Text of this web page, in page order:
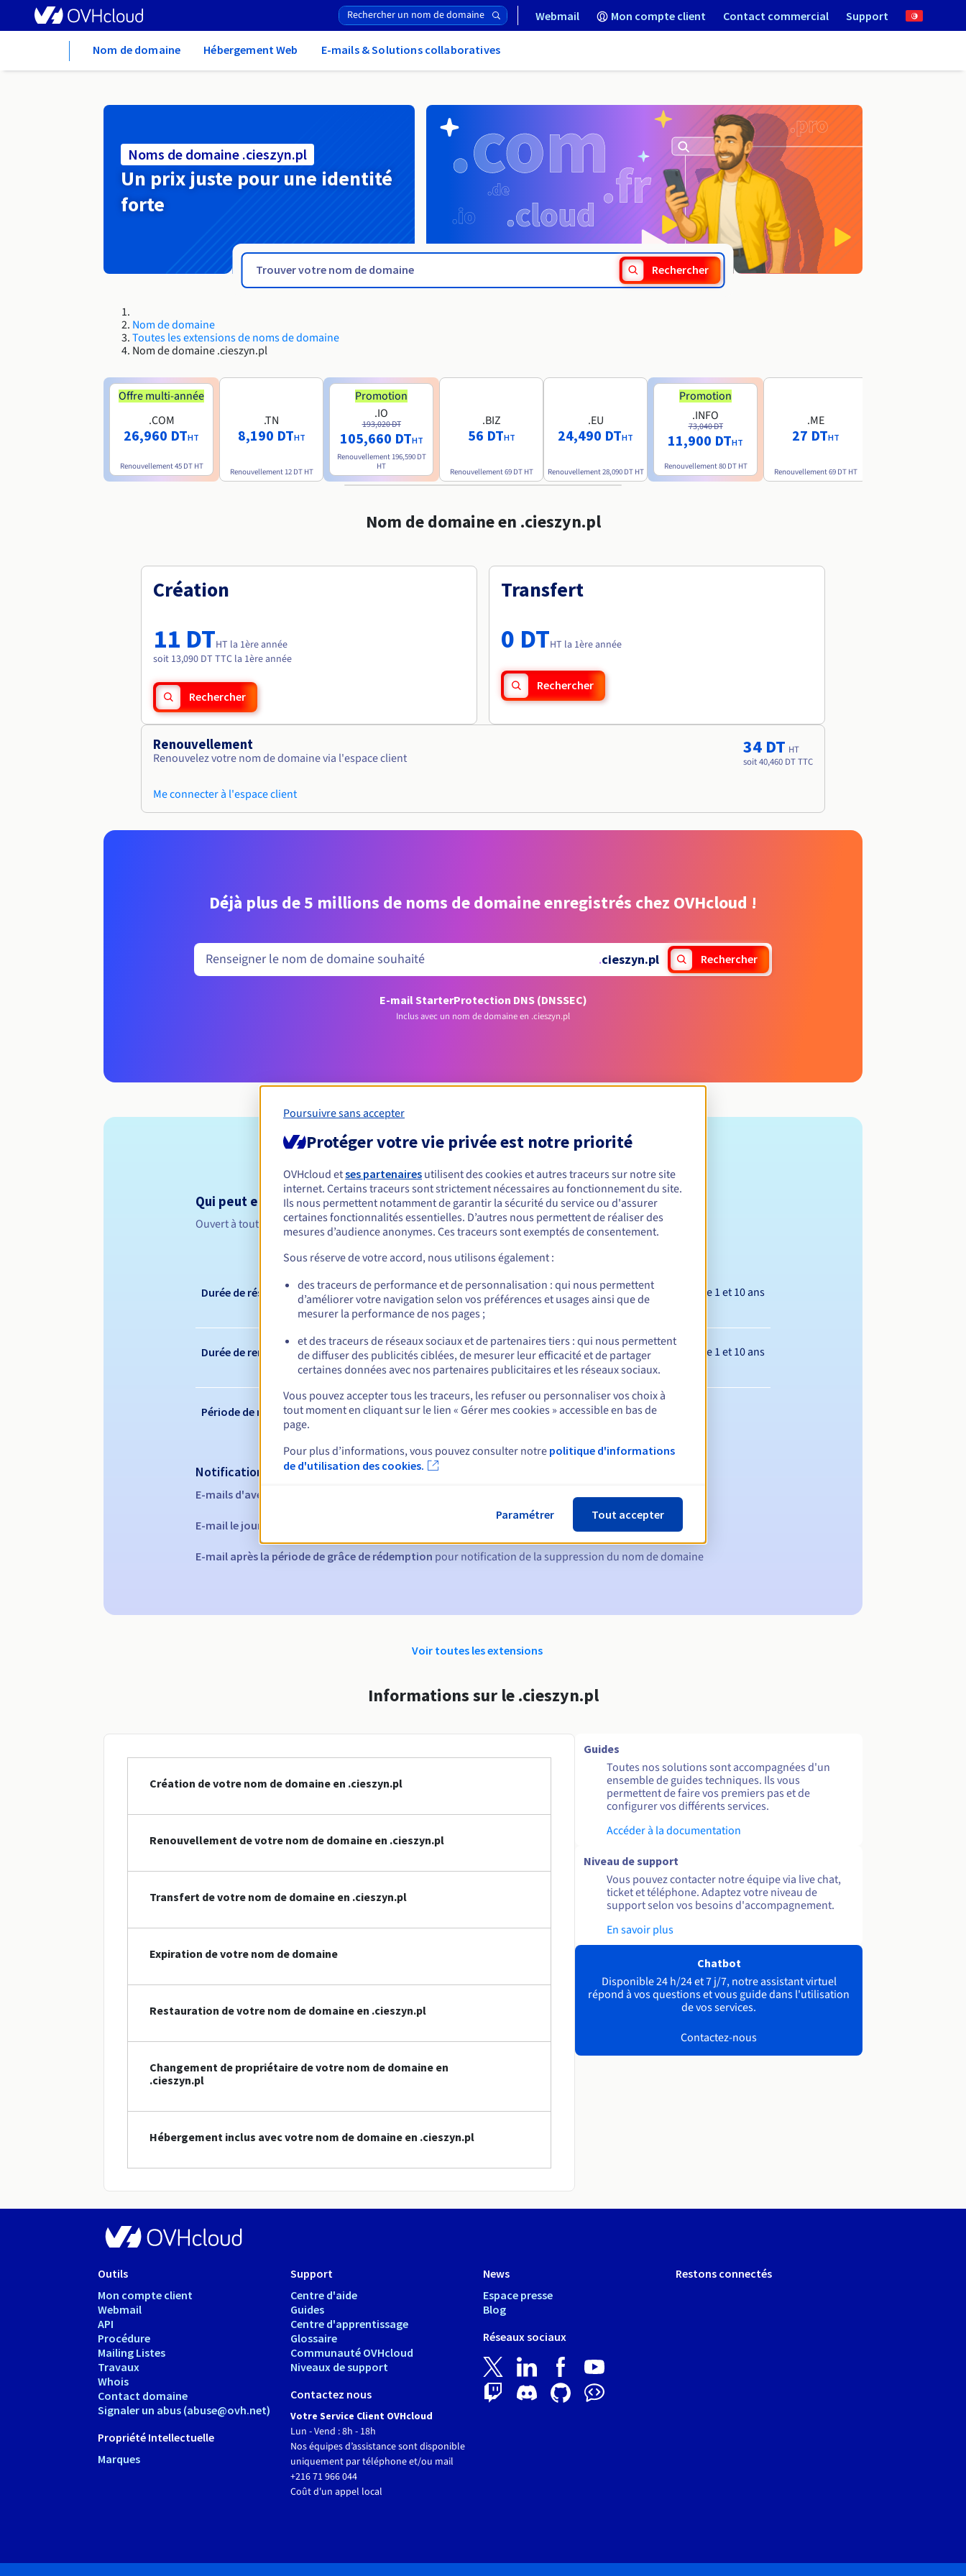
Webmail Mon compte client Contact commercial Support
Nom de domaine Hébergement Web E-mails & Solutions collaboratives
Noms de domaine .cieszyn.pl
Un prix juste pour une identité
forte
Rechercher
Nom de domaine
Toutes les extensions de noms de domaine
Nom de domaine .cieszyn.pl
Offre multi-année
.COM
26,960 DTHT
Renouvellement45 DT HT
.TN
8,190 DTHT
Renouvellement 12 DT HT
Promotion
.IO
193,020 DT
105,660 DTHT
Renouvellement 196,590 DT
HT
.BIZ
56 DTHT
Renouvellement69 DT HT
.EU
24,490 DTHT
Renouvellement28,090 DT HT
Promotion
.INFO
73,040 DT
11,900 DTHT
Renouvellement80 DT HT
.ME
27 DTHT
Renouvellement69 DT HT
Nom de domaine en .cieszyn.pl
Création
11 DTHT la 1ère année
soit 13,090 DT TTC la 1ère année
Rechercher
Transfert
0 DTHT la 1ère année
Rechercher
Renouvellement
Renouvelez votre nom de domaine via l'espace client
Me connecter à l'espace client
34 DT HT
soit 40,460 DT TTC
Déjà plus de 5 millions de noms de domaine enregistrés chez OVHcloud !
.cieszyn.pl Rechercher
E-mail StarterProtection DNS (DNSSEC)
Inclus avec un nom de domaine en .cieszyn.pl
Qui peut enregistrer un .cieszyn.pl ?
Ouvert à toutes les personnes physiques ou morales, sans restriction géographique.
Règles de gestion et notifications
Durée de réservation Entre 1 et 10 ans
Durée de renouvellement Entre 1 et 10 ans
Période de rédemption
Notifications automatiques :
E-mails d'avertissement :
E-mail le jour de l'expiration pour notification de la suspension du nom de domaine
E-mail après la période de grâce de rédemption pour notification de la suppression du nom de domaine
Voir toutes les extensions
Informations sur le .cieszyn.pl
Création de votre nom de domaine en .cieszyn.pl
Renouvellement de votre nom de domaine en .cieszyn.pl
Transfert de votre nom de domaine en .cieszyn.pl
Expiration de votre nom de domaine
Restauration de votre nom de domaine en .cieszyn.pl
Changement de propriétaire de votre nom de domaine en
.cieszyn.pl
Hébergement inclus avec votre nom de domaine en .cieszyn.pl
Guides
Toutes nos solutions sont accompagnées d'un
ensemble de guides techniques. Ils vous
permettent de faire vos premiers pas et de
configurer vos différents services.
Accéder à la documentation
Niveau de support
Vous pouvez contacter notre équipe via live chat,
ticket et téléphone. Adaptez votre niveau de
support selon vos besoins d'accompagnement.
En savoir plus
Chatbot
Disponible 24 h/24 et 7 j/7, notre assistant virtuel
répond à vos questions et vous guide dans l'utilisation
de vos services.
Contactez-nous
Outils
Mon compte client
Webmail
API
Procédure
Mailing Listes
Travaux
Whois
Contact domaine
Signaler un abus (abuse@ovh.net)
Propriété Intellectuelle
Marques
Support
Centre d'aide
Guides
Centre d'apprentissage
Glossaire
Communauté OVHcloud
Niveaux de support
Contactez nous
Votre Service Client OVHcloud
Lun - Vend : 8h - 18h
Nos équipes d’assistance sont disponible
uniquement par téléphone et/ou mail
+216 71 966 044
Coût d'un appel local
News
Espace presse
Blog
Réseaux sociaux
Restons connectés
Poursuivre sans accepter
Protéger votre vie privée est notre priorité
OVHcloud etses partenaires utilisent des cookies et autres traceurs sur notre site
internet. Certains traceurs sont strictement nécessaires au fonctionnement du site.
Ils nous permettent notamment de garantir la sécurité du service ou d'assurer
certaines fonctionnalités essentielles. D’autres nous permettent de réaliser des
mesures d’audience anonymes. Ces traceurs sont exemptés de consentement.
Sous réserve de votre accord, nous utilisons également :
des traceurs de performance et de personnalisation : qui nous permettent
d’améliorer votre navigation selon vos préférences et usages ainsi que de
mesurer la performance de nos pages ;
et des traceurs de réseaux sociaux et de partenaires tiers : qui nous permettent
de diffuser des publicités ciblées, de mesurer leur efficacité et de partager
certaines données avec nos partenaires publicitaires et les réseaux sociaux.
Vous pouvez accepter tous les traceurs, les refuser ou personnaliser vos choix à
tout moment en cliquant sur le lien « Gérer mes cookies » accessible en bas de
page.
Pour plus d’informations, vous pouvez consulter notre politique d'informations
de d'utilisation des cookies.
Paramétrer Tout accepter